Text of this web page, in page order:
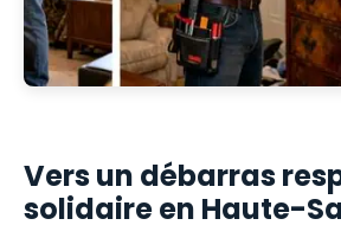
Vers un débarras
solidaire en Haute-